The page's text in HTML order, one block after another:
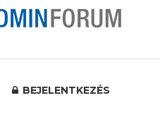
BEJELENTKEZÉS